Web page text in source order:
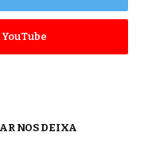
YouTube
NOS DEIXA